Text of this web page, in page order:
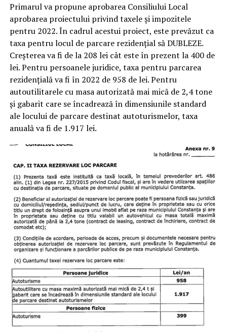
Primarul va propune aprobarea Consiliului Local
aprobarea proiectului privind taxele și impozitele
pentru 2022. În cadrul acestui proiect, este prevăzut ca
taxa pentru locul de parcare rezidențial să DUBLEZE.
Creșterea va fi de la 208 lei cât este în prezent la 400 de
lei. Pentru persoanele juridice, taxa pentru parcarea
rezidențială va fi în 2022 de 958 de lei. Pentru
autoutilitarele cu masa autorizată mai mică de 2,4 tone
și gabarit care se încadrează în dimensiunile standard
ale locului de parcare destinat autoturismelor, taxa
anuală va fi de 1.917 lei.